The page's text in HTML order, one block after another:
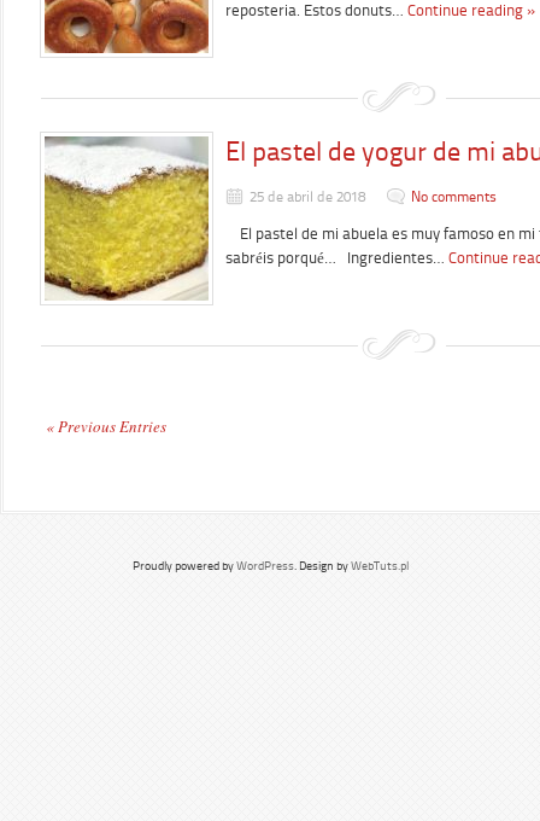
reposteria. Estos donuts… Continue reading »
El pastel de yogur de mi
25 de abril de 2018 No comments
El pastel de mi abuela es muy famoso en mi
sabréis porqué… Ingredientes… Continue
« Previous Entries
Proudly powered byWordPress. Design byWebTuts.pl